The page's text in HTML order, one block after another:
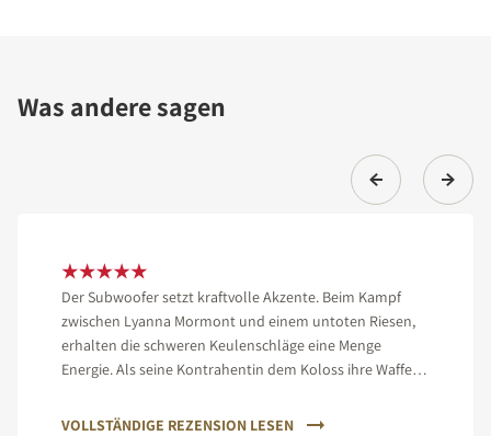
Was andere sagen
Der Subwoofer setzt kraftvolle Akzente. Beim Kampf
zwischen Lyanna Mormont und einem untoten Riesen,
erhalten die schweren Keulenschläge eine Menge
Energie. Als seine Kontrahentin dem Koloss ihre Waffe
Obertönen begleitet, bevor beide mit einem gewaltigen
VOLLSTÄNDIGE REZENSION LESEN